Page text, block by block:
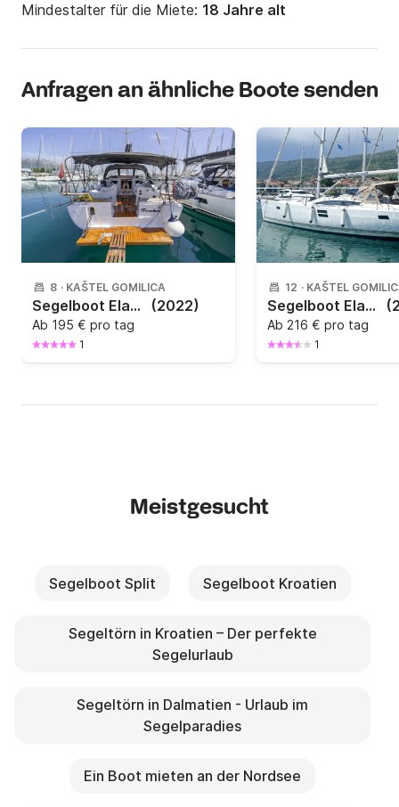
Mindestalter für die Miete: 18 Jahre alt
Anfragen an ähnliche Boote senden
8 · KAŠTEL GOMILICA
Segelboot Elan Marine Elan Impression 40.1 11.9m (2022)
Ab 195 € pro tag
1
12 · KAŠTEL
Segelboot Elan Marine Elan Impression 50 15.2m
Ab 216 € pro tag
1
Meistgesucht
Segelboot Split Segelboot Kroatien
Segeltörn in Kroatien – Der perfekte
Segelurlaub
Segeltörn in Dalmatien - Urlaub im
Segelparadies
Ein Boot mieten an der Nordsee